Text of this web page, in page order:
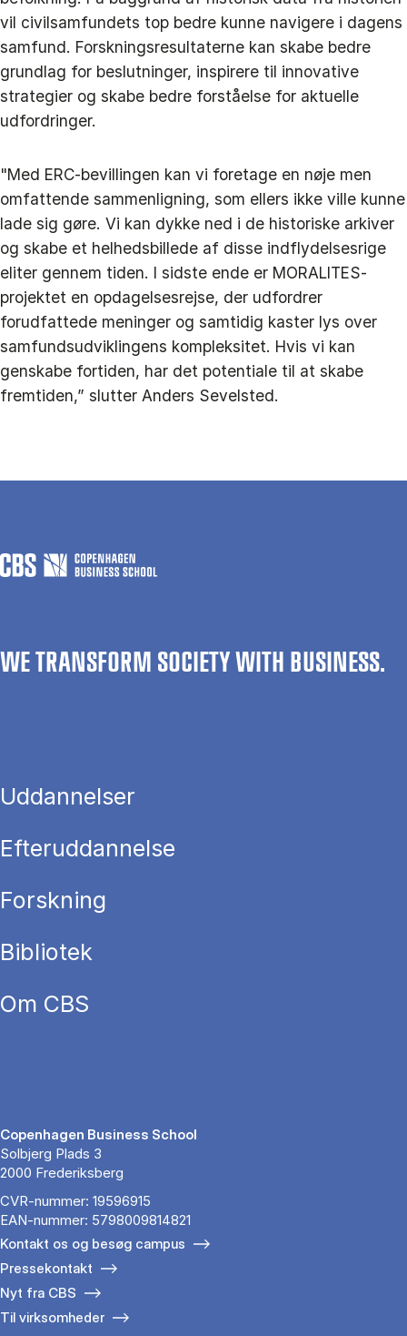
vil civilsamfundets top bedre kunne navigere i dagens
samfund. Forskningsresultaterne kan skabe bedre
grundlag for beslutninger, inspirere til innovative
strategier og skabe bedre forståelse for aktuelle
udfordringer.
"Med ERC-bevillingen kan vi foretage en nøje men
omfattende sammenligning, som ellers ikke ville kunne
lade sig gøre. Vi kan dykke ned i de historiske arkiver
og skabe et helhedsbillede af disse indflydelsesrige
eliter gennem tiden. I sidste ende er MORALITES-
projektet en opdagelsesrejse, der udfordrer
forudfattede meninger og samtidig kaster lys over
samfundsudviklingens kompleksitet. Hvis vi kan
genskabe fortiden, har det potentiale til at skabe
fremtiden,” slutter Anders Sevelsted.
WE TRANSFORM SOCIETY WITH BUSINESS.
Uddannelser
Efteruddannelse
Forskning
Bibliotek
Om CBS
Copenhagen Business School
Solbjerg Plads 3
2000 Frederiksberg
CVR-nummer: 19596915
EAN-nummer: 5798009814821
Kontakt os og besøg campus
Pressekontakt
Nyt fra CBS
Til virksomheder